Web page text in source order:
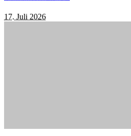
17. Juli 2026